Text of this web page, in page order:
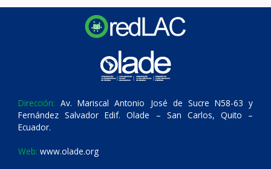
Dirección: Av. Mariscal Antonio José de Sucre N58-63 y
Fernández Salvador Edif. Olade – San Carlos, Quito –
Ecuador.
Web: www.olade.org